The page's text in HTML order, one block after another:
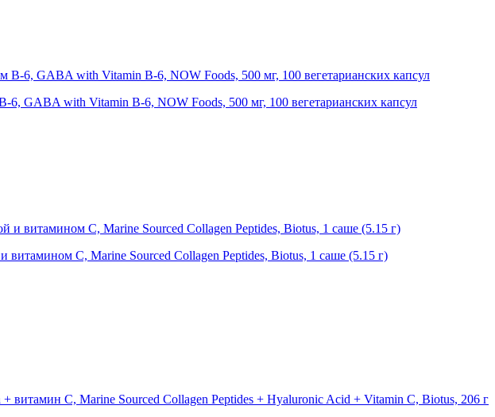
6, GABA with Vitamin B-6, NOW Foods, 500 мг, 100 вегетарианских капсул
витамином С, Marine Sourced Collagen Peptidеs, Biotus, 1 саше (5.15 г)